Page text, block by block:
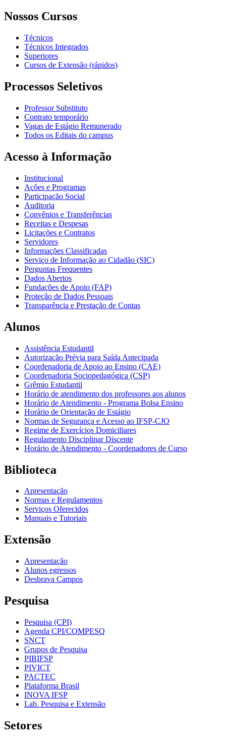
Nossos Cursos
Técnicos
Técnicos Integrados
Superiores
Cursos de Extensão (rápidos)
Processos Seletivos
Professor Substituto
Contrato temporário
Vagas de Estágio Remunerado
Todos os Editais do campus
Acesso à Informação
Institucional
Ações e Programas
Participação Social
Auditoria
Convênios e Transferências
Receitas e Despesas
Licitações e Contratos
Servidores
Informações Classificadas
Serviço de Informação ao Cidadão (SIC)
Perguntas Frequentes
Dados Abertos
Fundações de Apoio (FAP)
Proteção de Dados Pessoais
Transparência e Prestação de Contas
Alunos
Assistência Estudantil
Autorização Prévia para Saída Antecipada
Coordenadoria de Apoio ao Ensino (CAE)
Coordenadoria Sociopedagógica (CSP)
Grêmio Estudantil
Horário de atendimento dos professores aos alunos
Horário de Atendimento - Programa Bolsa Ensino
Horário de Orientação de Estágio
Normas de Segurança e Acesso ao IFSP-CJO
Regime de Exercícios Domiciliares
Regulamento Disciplinar Discente
Horário de Atendimento - Coordenadores de Curso
Biblioteca
Apresentação
Normas e Regulamentos
Serviços Oferecidos
Manuais e Tutoriais
Extensão
Apresentação
Alunos egressos
Desbrava Campos
Pesquisa
Pesquisa (CPI)
Agenda CPI/COMPESQ
SNCT
Grupos de Pesquisa
PIBIFSP
PIVICT
PACTEC
Plataforma Brasil
INOVA IFSP
Lab. Pesquisa e Extensão
Setores